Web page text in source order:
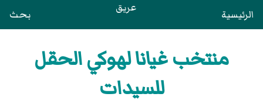
الرئيسية عريق بحث
منتخب غيانا لهوكي الحقل
للسيدات